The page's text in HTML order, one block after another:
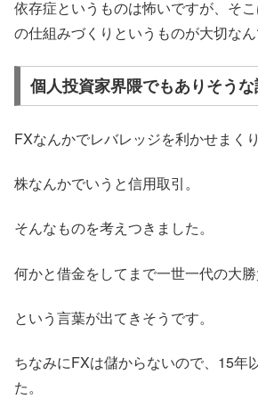
依存症というものは怖いですが、そ
の仕組みづくりというものが大切なん
個人投資家界隈でもありそう
FXなんかでレバレッジを利かせまく
株なんかでいうと信用取引。
そんなものを考えつきました。
何かと借金をしてまで一世一代の大勝
という言葉が出てきそうです。
ちなみにFXは儲からないので、15年
た。